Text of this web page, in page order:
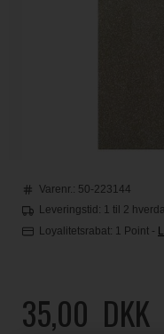
Varenr.: 50-223144
Leveringstid: 1 til 2
Loyalitetsrabat: 1 Point -
35,00 DKK